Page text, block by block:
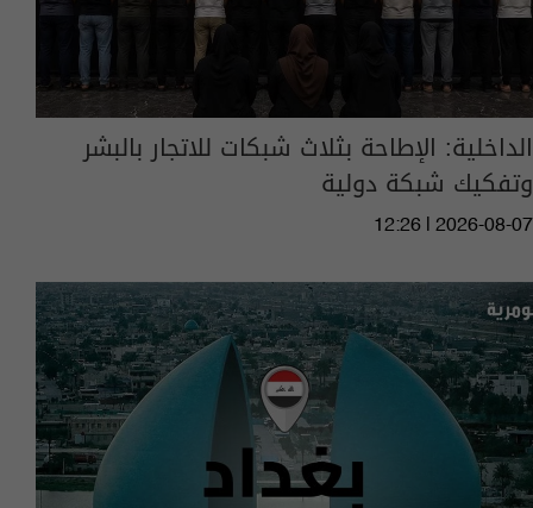
الداخلية: الإطاحة بثلاث شبكات للاتجار بالبشر
وتفكيك شبكة دولية
12:26 | 2026-08-07